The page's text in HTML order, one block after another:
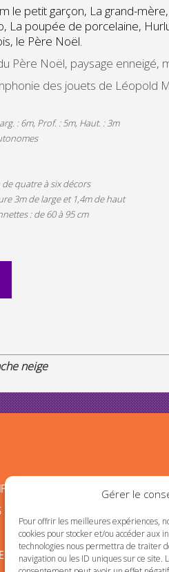
Gérer le
Pour offrir les meilleures expériences,
cookies pour stocker et/ou accéder aux
technologies nous permettra de traiter
navigation ou les ID uniques sur ce
le petit garçon, La grand-
La poupée de porcelaine,
le Père Noël.
Père Noël, paysage enneigé,
des jouets de Léopold
: 6m, Prof. : 5m, Haut. : 3m
de quatre à six décors
3m de large et 1,4m de haut
: de 60 à 95 cm
neige
PUBLIC